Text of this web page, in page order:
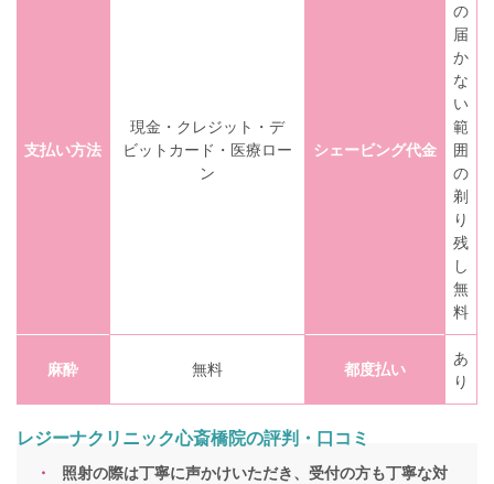
支払い方法
現金・クレジット・デ
ビットカード・医療ロー
ン
シェービング代金
の
届
か
な
い
範
囲
の
剃
り
残
し
無
料
麻酔 無料 都度払い
あ
り
レジーナクリニック心斎橋院の評判・口コミ
照射の際は丁寧に声かけいただき、受付の方も丁寧な対